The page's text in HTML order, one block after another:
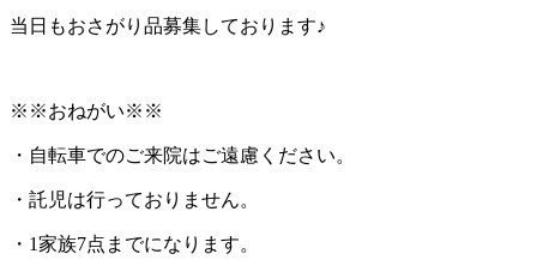
当日もおさがり品募集しております♪
※※おねがい※※
・自転車でのご来院はご遠慮ください。
・託児は行っておりません。
・1家族7点までになります。